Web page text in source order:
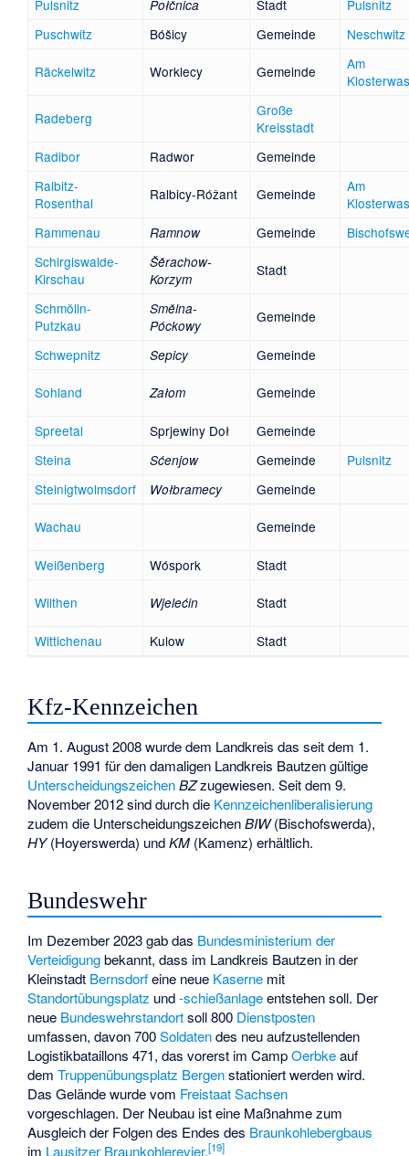
Pulsnitz Połčnica Stadt
Pulsnitz
Puschwitz
Bóšicy Gemeinde Neschwitz
Räckelwitz Worklecy Gemeinde
Am
Radeberg
Große
Kreisstadt
Radibor
Radwor
Gemeinde
Ralbitz-
Rosenthal
Ralbicy-Róžant Gemeinde
Am
Rammenau
Ramnow Gemeinde
Schirgiswalde-
Kirschau
Šěrachow-
Korzym
Stadt
Schmölln-
Putzkau
Smělna-
Póckowy
Gemeinde
Schwepnitz Sepicy Gemeinde
Sohland Załom Gemeinde
Spreetal Sprjewiny Doł
Gemeinde
Steina
Sćenjow Gemeinde
Pulsnitz
Steinigtwolmsdorf
Wołbramecy Gemeinde
Wachau Gemeinde
Weißenberg Wóspork Stadt
Wilthen Wjelećin Stadt
Wittichenau Kulow Stadt
Kfz-Kennzeichen
Am 1. August 2008 wurde dem Landkreis das seit dem 1.
Januar 1991 für den damaligen Landkreis Bautzen gültige
Unterscheidungszeichen BZzugewiesen. Seit dem 9.
November 2012 sind durch die Kennzeichenliberalisierung
zudem die UnterscheidungszeichenBIW(Bischofswerda),
HY(Hoyerswerda) undKM (Kamenz) erhältlich.
Bundeswehr
Im Dezember 2023 gab das Bundesministerium der
Verteidigungbekannt, dass im Landkreis Bautzen in der
Kleinstadt Bernsdorfeine neue Kaserne mit
Standortübungsplatz und-schießanlageentstehen soll. Der
neue Bundeswehrstandortsoll 800 Dienstposten
umfassen, davon 700Soldatendes neu aufzustellenden
Logistikbataillons 471, das vorerst im CampOerbkeauf
demTruppenübungsplatz Bergenstationiert werden wird.
Das Gelände wurde vom Freistaat Sachsen
vorgeschlagen. Der Neubau ist eine Maßnahme zum
Ausgleich der Folgen des Endes des Braunkohlebergbaus
im Lausitzer Braunkohlerevier.[19]